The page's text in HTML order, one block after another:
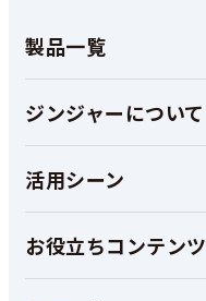
製品一覧
ジンジャーについて
活用シーン
お役立ちコンテンツ